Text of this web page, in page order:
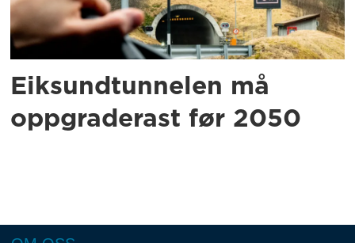
Eiksundtunnelen må
oppgraderast før 2050